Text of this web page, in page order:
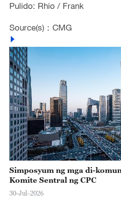
Pulido: Rhio / Frank
Source(s)：CMG
Simposyum ng mga di-
Komite Sentral ng CPC
30-Jul-2026